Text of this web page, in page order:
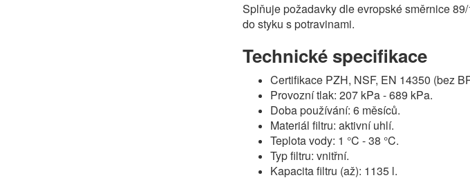
Splňuje požadavky dle evropské směrnice
do styku s potravinami.
Technické specifikace
Certifikace PZH, NSF, EN 14350 (bez
Provozní tlak: 207 kPa - 689 kPa.
Doba používání: 6 měsíců.
Materiál filtru: aktivní uhlí.
Teplota vody: 1 °C - 38 °C.
Typ filtru: vnitřní.
Kapacita filtru (až): 1135 l.